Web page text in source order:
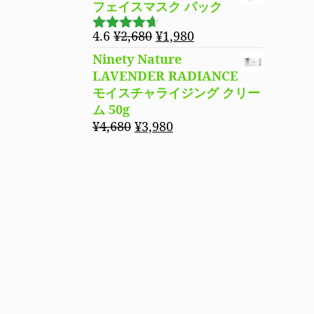
フェイスマスク パック
5段階で
4.60
の評
価
4.6 ¥2,680 元
の
価
格
は
¥2,680
で
¥1,980現
の
価
格
Ninety Nature
LAVENDER RADIANCE
モイスチャライジング クリー
ム 50g
¥4,680 元
¥3,980現